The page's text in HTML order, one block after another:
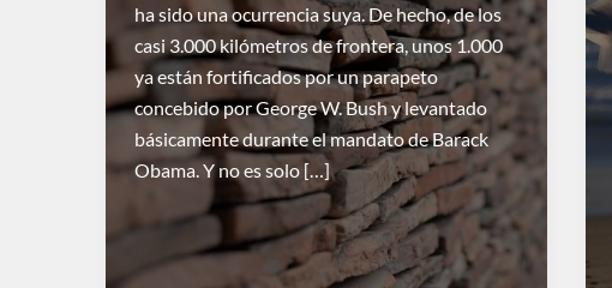
ha sido una ocurrencia suya. De hecho, de los
casi 3.000 kilómetros de frontera, unos 1.000
ya están fortificados por un parapeto
concebido por George W. Bush y levantado
básicamente durante el mandato de Barack
Obama. Y no es solo […]